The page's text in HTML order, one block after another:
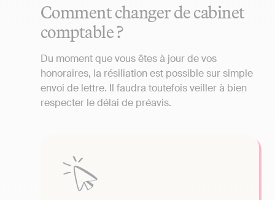
Comment changer de cabinet
comptable ?
Du moment que vous êtes à jour de vos
honoraires, la résiliation est possible sur simple
envoi de lettre. Il faudra toutefois veiller à bien
respecter le délai de préavis.